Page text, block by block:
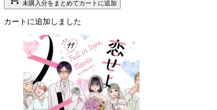
未購入分をまとめてカートに追加
カートに追加しました